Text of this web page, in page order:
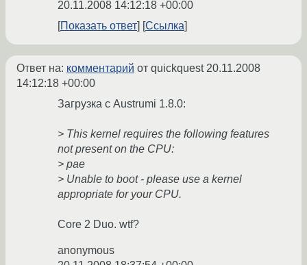
20.11.2008 14:12:18 +00:00
Показать ответ
Ссылка
Ответ на: комментарий от quickquest20.11.2008
14:12:18 +00:00
Загрузка с Austrumi 1.8.0:
> This kernel requires the following features
not present on the CPU:
> pae
> Unable to boot - please use a kernel
appropriate for your CPU.
Core 2 Duo. wtf?
anonymous